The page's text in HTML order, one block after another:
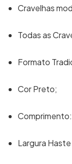
Cravelhas
Todas as
Formato
Cor Preto;
Largura